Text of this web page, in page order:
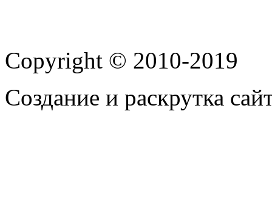
Copyright © 2010-2019
Создание и раскрутка